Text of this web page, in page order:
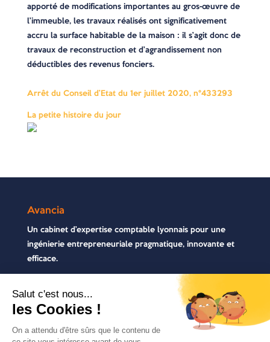
apporté de modifications importantes au gros-œuvre de
l’immeuble, les travaux réalisés ont significativement
accru la surface habitable de la maison : il s’agit donc de
travaux de reconstruction et d’agrandissement non
déductibles des revenus fonciers.
Arrêt du Conseil d’Etat du 1er juillet 2020, n°433293
La petite histoire du jour
Avancia
Un cabinet d’expertise comptable lyonnais pour une
ingénierie entrepreneuriale pragmatique, innovante et
efficace.
Contactez-nous
04 72 71 54 72
30, rue Pré Gaudry, 69007 Lyon